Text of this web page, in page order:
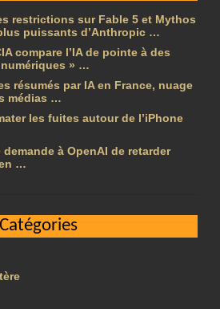
restrictions sur Fable 5 et Mythos
puissants d’Anthropic …
compare l’IA de pointe à des
» …
résumés par IA en France, nuage
médias …
les fuites autour de l’iPhone
à OpenAI de retarder
…
Catégories